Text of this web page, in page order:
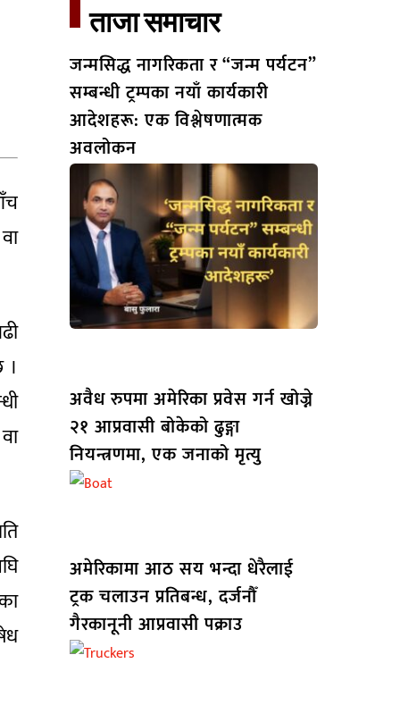
ताजा समाचार​
जन्मसिद्ध नागरिकता र “जन्म पर्यटन”
सम्बन्धी ट्रम्पका नयाँ कार्यकारी
आदेशहरू: एक विश्लेषणात्मक
अवलोकन
अवैध रुपमा अमेरिका प्रवेस गर्न खोज्ने
२१ आप्रवासी बोकेको ढुङ्गा
नियन्त्रणमा, एक जनाको मृत्यु
अमेरिकामा आठ सय भन्दा धेरैलाई
ट्रक चलाउन प्रतिबन्ध, दर्जनौँ
गैरकानूनी आप्रवासी पक्राउ